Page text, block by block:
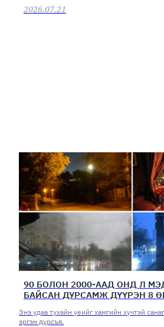
2026.07.21
90 БОЛОН 2000-ААД ОНД Л
БАЙСАН ДУРСАМЖ ДҮҮРЭН 8
Энэ удаа тухайн үеийг хамгийн хүчтэй
эргэн дурсъя.